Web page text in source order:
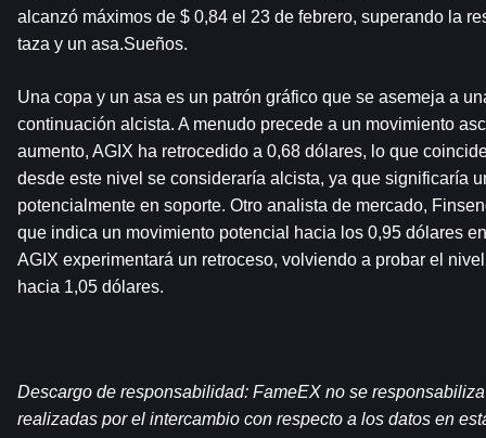
alcanzó máximos de $ 0,84 el 23 de febrero, superando la
taza y un asa.Sueños.
Una copa y un asa es un patrón gráfico que se asemeja a
continuación alcista. A menudo precede a un movimiento
aumento, AGIX ha retrocedido a 0,68 dólares, lo que
desde este nivel se consideraría alcista, ya que significaría
potencialmente en soporte. Otro analista de mercado,
que indica un movimiento potencial hacia los 0,95 dólares
AGIX experimentará un retroceso, volviendo a probar el
hacia 1,05 dólares.
Descargo de responsabilidad: FameEX no se
realizadas por el intercambio con respecto a los datos en